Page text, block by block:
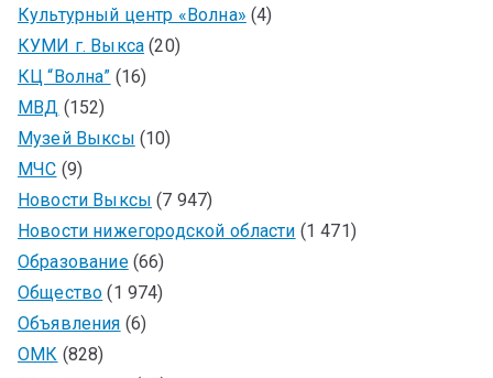
Культурный центр «Волна» (4)
КУМИ г. Выкса (20)
КЦ “Волна” (16)
МВД (152)
Музей Выксы (10)
МЧС (9)
Новости Выксы (7 947)
Новости нижегородской области (1 471)
Образование(66)
Общество (1 974)
Объявления (6)
ОМК (828)